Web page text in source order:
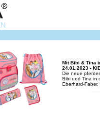
Mit Bibi & Tina
24.01.2023 -
Die neue
Bibi und Tina in
Eberhard-